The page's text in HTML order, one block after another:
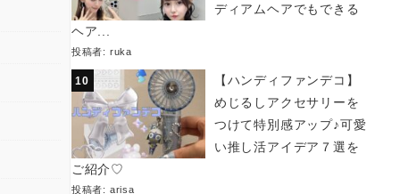
ディアムヘアでもできる
ヘア...
投稿者: ruka
【ハンディファンデコ】
めじるしアクセサリーを
つけて特別感アップ♪可愛
い推し活アイデア７選を
ご紹介♡
投稿者: arisa